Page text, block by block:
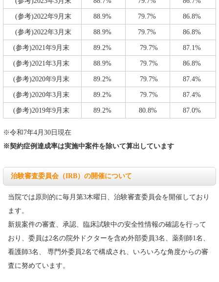
(参考)2022年9月末 88.9% 79.7% 86.8%
(参考)2022年3月末 88.9% 79.7% 86.8%
(参考)2021年9月末 89.2% 79.7% 87.1%
(参考)2021年3月末 88.9% 79.7% 86.8%
(参考)2020年9月末 89.2% 79.7% 87.4%
(参考)2020年3月末 89.2% 79.7% 87.4%
(参考)2019年9月末 89.2% 80.8% 87.0%
※令和7年4月30日現在
※契約症例達成率は実施中案件を除いて算出しています
治験審査委員会（IRB）の開催について
当院では原則的に毎月第3木曜日、治験審査委員会を開催しており
ます。
新規案件の審査、承認、臨床試験中の安全性情報の確認を行って
おり、委員は2名の院外ドクターを含め外部委員3名、薬剤師1名、
看護師3名、 専門外委員2名で構成され、いろいろな角度からの審
査に努めています。